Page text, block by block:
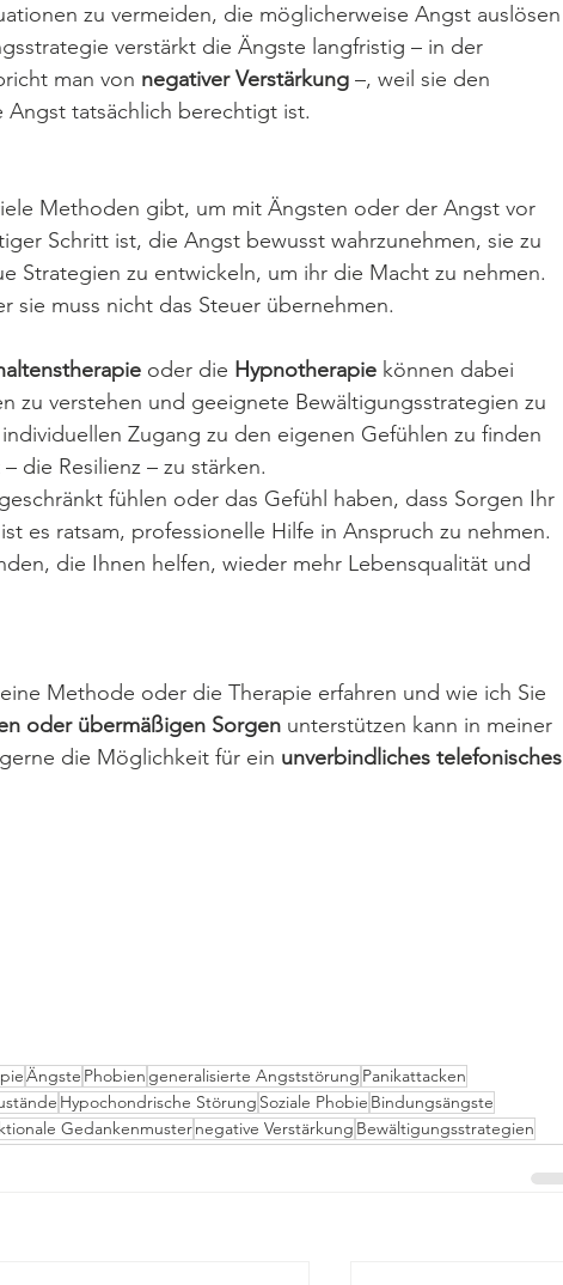
zu vermeiden, die möglicherweise Angst auslösen
verstärkt die Ängste langfristig – in der
man von negativer Verstärkung –, weil sie den
Angst tatsächlich berechtigt ist.
Methoden gibt, um mit Ängsten oder der Angst vor
Schritt ist, die Angst bewusst wahrzunehmen, sie zu
Strategien zu entwickeln, um ihr die Macht zu nehmen.
sie muss nicht das Steuer übernehmen.
oder die Hypnotherapie können dabei
zu verstehen und geeignete Bewältigungsstrategien zu
Zugang zu den eigenen Gefühlen zu finden
die Resilienz – zu stärken.
fühlen oder das Gefühl haben, dass Sorgen Ihr
es ratsam, professionelle Hilfe in Anspruch zu nehmen.
die Ihnen helfen, wieder mehr Lebensqualität und
Methode oder die Therapie erfahren und wie ich Sie
oder übermäßigen Sorgen unterstützen kann in meiner
die Möglichkeit für ein unverbindliches telefonisches
Ängste Phobien generalisierte Angststörung Panikattacken
Hypochondrische Störung Soziale Phobie Bindungsängste
Gedankenmusternegative Verstärkung Bewältigungsstrategien